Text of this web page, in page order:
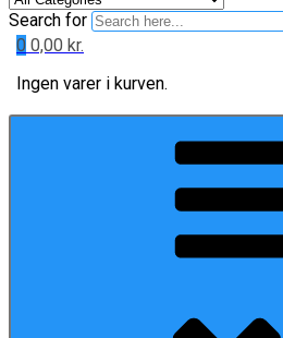
Search for
0 0,00 kr.
Ingen varer i kurven.